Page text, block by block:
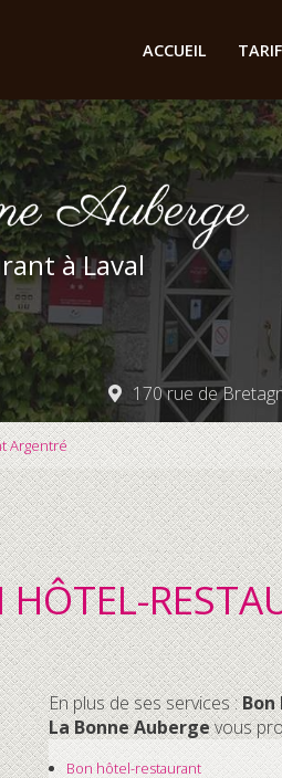
ACCUEIL
à Laval
170 rue de
Argentré
En plus de ses services :
La Bonne Aubergevous
Bon hôtel-restaurant